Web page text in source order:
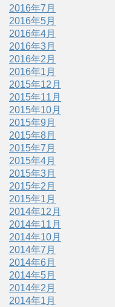
2016年7月
2016年5月
2016年4月
2016年3月
2016年2月
2016年1月
2015年12月
2015年11月
2015年10月
2015年9月
2015年8月
2015年7月
2015年4月
2015年3月
2015年2月
2015年1月
2014年12月
2014年11月
2014年10月
2014年7月
2014年6月
2014年5月
2014年2月
2014年1月